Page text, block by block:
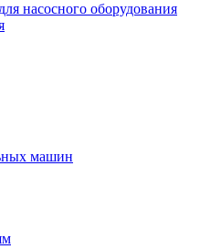
насосного оборудования
машин